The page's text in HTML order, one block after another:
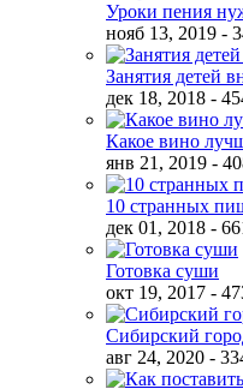
Уроки пения
нояб 13, 2019 -
Занятия детей
дек 18, 2018 -
Какое вино
янв 21, 2019 -
10 странных
дек 01, 2018 -
Готовка суши
окт 19, 2017 -
Сибирский
авг 24, 2020 -